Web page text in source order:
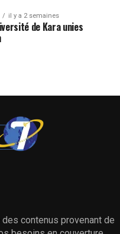
il y a 2 semaines
de Kara unies
contenus provenant de